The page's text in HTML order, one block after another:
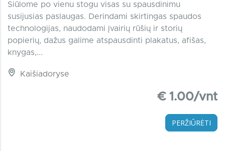
Siūlome po vienu stogu visas su spausdinimu
susijusias paslaugas. Derindami skirtingas spaudos
technologijas, naudodami įvairių rūšių ir storių
popierių, dažus galime atspausdinti plakatus, afišas,
knygas,...
Kaišiadoryse
€ 1.00/vnt
PERŽIŪRĖTI